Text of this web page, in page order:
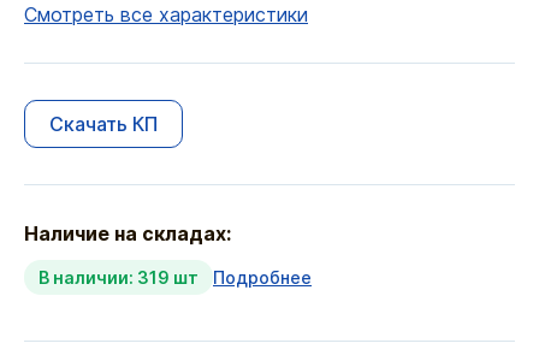
Смотреть все характеристики
Скачать КП
Наличие на складах:
В наличии: 319 шт Подробнее